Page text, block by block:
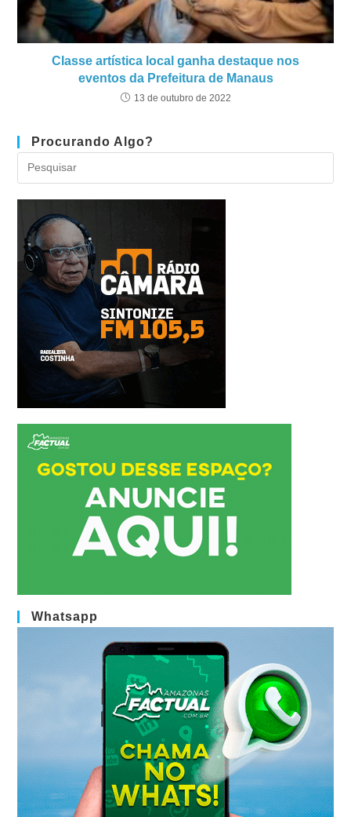
Classe artística local ganha destaque nos
eventos da Prefeitura de Manaus
13 de outubro de 2022
Procurando Algo?
Whatsapp